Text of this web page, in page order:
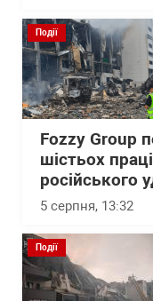
Події
Fozzy Group
шістьох
російського
5 серпня, 13:32
Події